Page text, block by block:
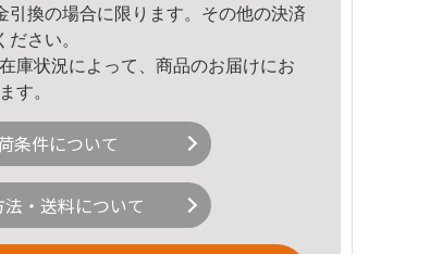
引換の場合に限ります。その他の決済
ださい。
庫状況によって、商品のお届けにお
す。
条件について
・送料について